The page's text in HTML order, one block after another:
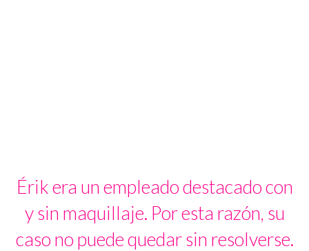
Érik era un empleado destacado con
y sin maquillaje. Por esta razón, su
caso no puede quedar sin resolverse.